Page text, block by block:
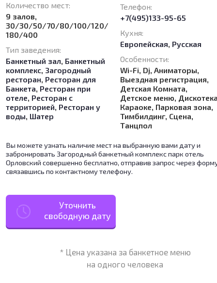
Количество мест:
9 залов,
30/30/50/70/80/100/120/
180/400
Тип заведения:
Банкетный зал, Банкетный
комплекс, Загородный
ресторан, Ресторан для
Банкета, Ресторан при
отеле, Ресторан с
территорией, Ресторан у
воды, Шатер
Телефон:
+7(495)133-95-65
Кухня:
Европейская, Русская
Особенности:
Wi-Fi, Dj, Аниматоры,
Выездная регистрация,
Детская Комната,
Детское меню,
Караоке, Парковая зона,
Тимбилдинг, Сцена,
Танцпол
Вы можете узнать наличие мест на выбранную вами дату и
забронировать Загородный банкетный комплекс парк отель
Орловский совершенно бесплатно, отправив запрос через
связавшись по контактному телефону.
Уточнить
свободную дату
* Цена указана за банкетное меню
на одного человека